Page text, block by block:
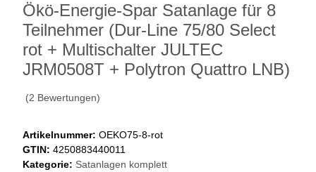
Ökö-Energie-Spar Satanlage für 8
Teilnehmer (Dur-Line 75/80 Select
rot + Multischalter JULTEC
JRM0508T + Polytron Quattro LNB)
(2 Bewertungen)
Artikelnummer: OEKO75-8-rot
GTIN: 4250883440011
Kategorie: Satanlagen komplett